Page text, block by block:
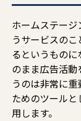
ホームステー
うサービスの
るというもの
のまま広告活
うのは非常に
ためのツール
用します。